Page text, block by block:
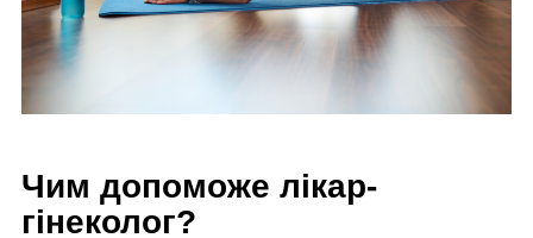
Чим допоможе лікар-
гінеколог?